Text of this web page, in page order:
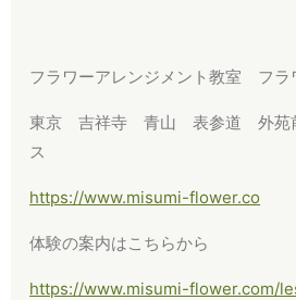
フラワーアレンジメント教室 フラ
東京 吉祥寺 青山 表参道 外苑
ス
https://www.misumi-flower.co
体験の案内はこちらから
https://www.misumi-flower.com/